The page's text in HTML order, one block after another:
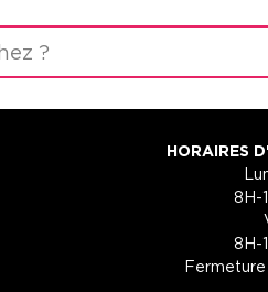
HORAIRES
8H-
8H-